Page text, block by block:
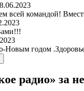
командой!
Новым годом
радио» за